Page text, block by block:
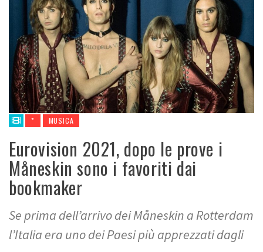
* MUSICA
Eurovision 2021, dopo le prove i
Måneskin sono i favoriti dai
bookmaker
Se prima dell’arrivo dei Måneskin a Rotterdam
l’Italia era uno dei Paesi più apprezzati dagli